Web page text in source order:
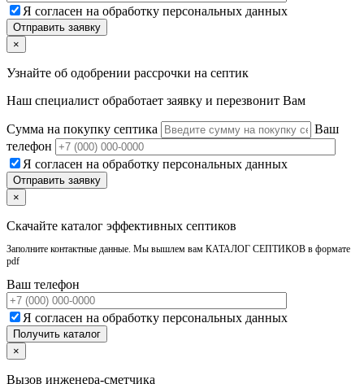
Я согласен на обработку персональных данных
×
Узнайте об одобрении рассрочки на септик
Наш специалист обработает заявку и перезвонит Вам
Сумма на покупку септика
Ваш
телефон
Я согласен на обработку персональных данных
×
Скачайте каталог эффективных септиков
Заполните контактные данные. Мы вышлем вам КАТАЛОГ СЕПТИКОВ в формате
pdf
Ваш телефон
Я согласен на обработку персональных данных
×
Вызов инженера-сметчика